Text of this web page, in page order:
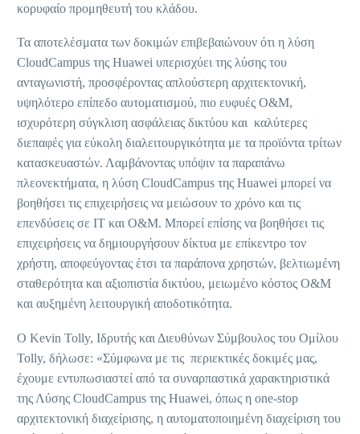
κορυφαίο προμηθευτή του κλάδου.
Τα αποτελέσματα των δοκιμών επιβεβαιώνουν ότι η λύση
CloudCampus της Huawei υπερισχύει της λύσης του
ανταγωνιστή, προσφέροντας απλούστερη αρχιτεκτονική,
υψηλότερο επίπεδο αυτοματισμού, πιο ευφυές O&M,
ισχυρότερη σύγκλιση ασφάλειας δικτύου και καλύτερες
διεπαφές για εύκολη διαλειτουργικότητα με τα προϊόντα τρίτων
κατασκευαστών. Λαμβάνοντας υπόψιν τα παραπάνω
πλεονεκτήματα, η λύση CloudCampus της Huawei μπορεί να
βοηθήσει τις επιχειρήσεις να μειώσουν το χρόνο και τις
επενδύσεις σε IT και O&M. Μπορεί επίσης να βοηθήσει τις
επιχειρήσεις να δημιουργήσουν δίκτυα με επίκεντρο τον
χρήστη, αποφεύγοντας έτσι τα παράπονα χρηστών, βελτιωμένη
σταθερότητα και αξιοπιστία δικτύου, μειωμένο κόστος O&M
και αυξημένη λειτουργική αποδοτικότητα.
Ο Kevin Tolly, Ιδρυτής και Διευθύνων Σύμβουλος του Ομίλου
Tolly, δήλωσε: «Σύμφωνα με τις περιεκτικές δοκιμές μας,
έχουμε εντυπωσιαστεί από τα συναρπαστικά χαρακτηριστικά
της Λύσης CloudCampus της Huawei, όπως η one-stop
αρχιτεκτονική διαχείρισης, η αυτοματοποιημένη διαχείριση του